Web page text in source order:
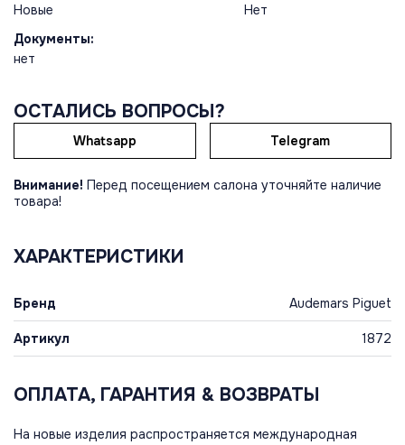
Новые
Нет
Документы:
нет
ОСТАЛИСЬ ВОПРОСЫ?
Whatsapp Telegram
Внимание! Перед посещением салона уточняйте наличие
товара!
ХАРАКТЕРИСТИКИ
Бренд Audemars Piguet
Артикул 1872
ОПЛАТА, ГАРАНТИЯ & ВОЗВРАТЫ
На новые изделия распространяется международная